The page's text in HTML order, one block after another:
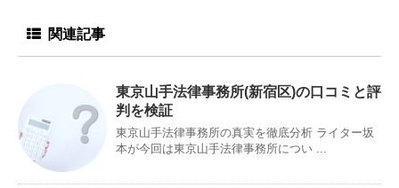
関連記事
東京山手法律事務所(新宿区)の口コミと評
判を検証
東京山手法律事務所の真実を徹底分析 ライター坂
本が今回は東京山手法律事務所につい ...